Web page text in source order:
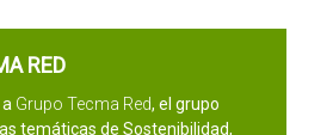
RED
Grupo Tecma Red, el grupo
temáticas de Sostenibilidad,